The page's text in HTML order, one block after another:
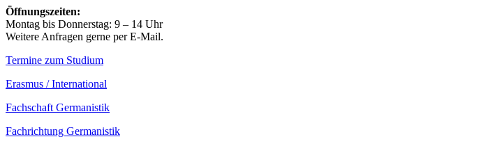
Öffnungszeiten:
Montag bis Donnerstag: 9 – 14 Uhr
Weitere Anfragen gerne per E-Mail.
Termine zum Studium
Erasmus / International
Fachschaft Germanistik
Fachrichtung Germanistik